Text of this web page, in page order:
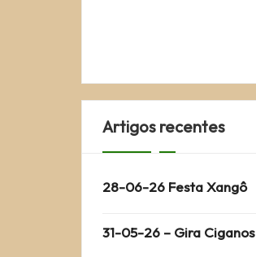
Artigos recentes
28-06-26 Festa Xangô
31-05-26 – Gira Ciganos